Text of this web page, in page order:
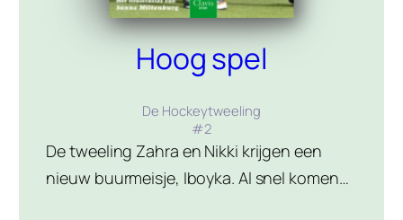
Hoog spel
De Hockeytweeling
#2
De tweeling Zahra en Nikki krijgen een
nieuw buurmeisje, Iboyka. Al snel komen